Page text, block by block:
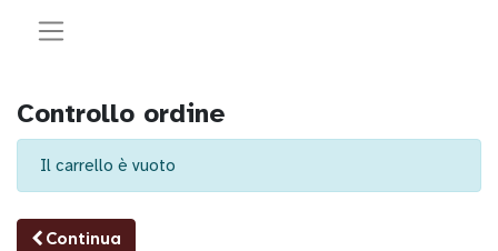
Controllo ordine
Il carrello è vuoto
Continua